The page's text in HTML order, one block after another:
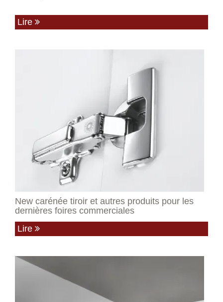
Lire
New carénée tiroir et autres produits pour les
dernières foires commerciales
Lire